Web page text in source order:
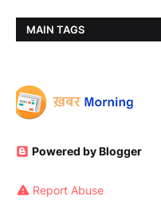
MAIN TAGS
Powered by Blogger
Report Abuse